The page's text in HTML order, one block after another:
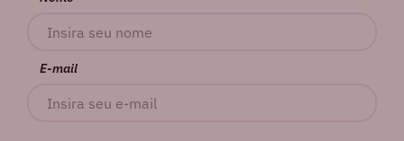
E-mail